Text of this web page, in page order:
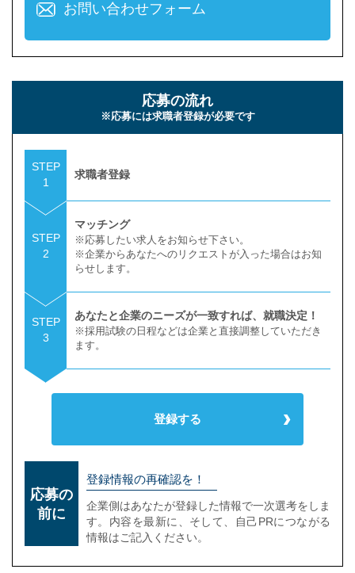
お問い合わせフォーム
応募の流れ
※応募には求職者登録が必要です
STEP
1
求職者登録
STEP
2
マッチング
※応募したい求人をお知らせ下さい。
※企業からあなたへのリクエストが入った場合はお知
らせします。
STEP
3
あなたと企業のニーズが一致すれば、就職決定！
※採用試験の日程などは企業と直接調整していただき
ます。
登録する
応募の
前に
登録情報の再確認を！
企業側はあなたが登録した情報で一次選考をしま
す。内容を最新に、そして、自己PRにつながる
情報はご記入ください。